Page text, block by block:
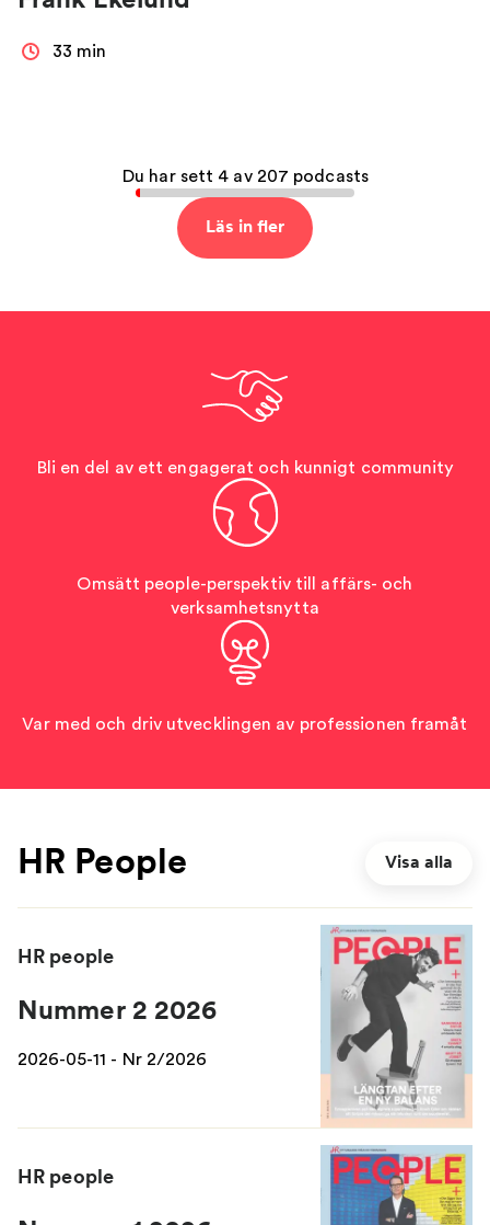
33 min
Du har sett 4 av 207 podcasts
Läs in fler
Bli en del av ett engagerat och kunnigt community
Omsätt people-perspektiv till affärs- och
verksamhetsnytta
Var med och driv utvecklingen av professionen framåt
HR People Visa alla
HR people
Nummer 2 2026
2026-05-11 - Nr 2/2026
HR people